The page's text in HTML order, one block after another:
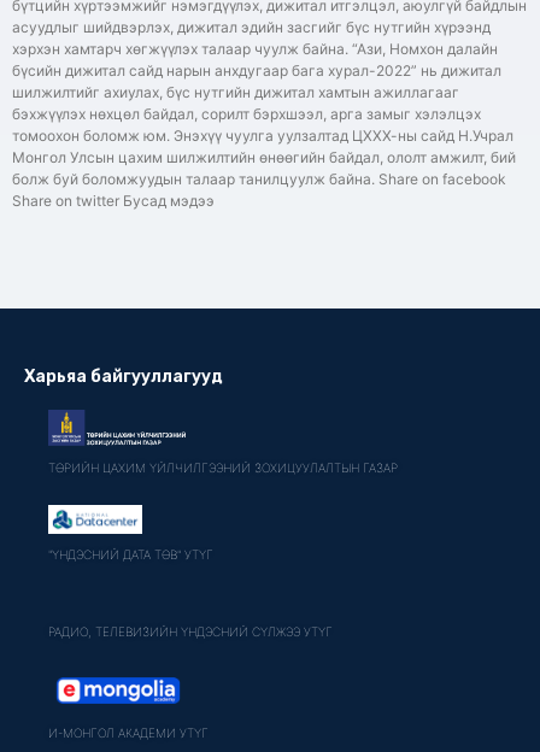
бүтцийн хүртээмжийг нэмэгдүүлэх, дижитал итгэлцэл, аюулгүй байдлын
асуудлыг шийдвэрлэх, дижитал эдийн засгийг бүс нутгийн хүрээнд
хэрхэн хамтарч хөгжүүлэх талаар чуулж байна. “Ази, Номхон далайн
бүсийн дижитал сайд нарын анхдугаар бага хурал-2022” нь дижитал
шилжилтийг ахиулах, бүс нутгийн дижитал хамтын ажиллагааг
бэхжүүлэх нөхцөл байдал, сорилт бэрхшээл, арга замыг хэлэлцэх
томоохон боломж юм. Энэхүү чуулга уулзалтад ЦХХХ-ны сайд Н.Учрал
Монгол Улсын цахим шилжилтийн өнөөгийн байдал, ололт амжилт, бий
болж буй боломжуудын талаар танилцуулж байна. Share on facebook
Share on twitter Бусад мэдээ
Харьяа байгууллагууд
ТӨРИЙН ЦАХИМ ҮЙЛЧИЛГЭЭНИЙ ЗОХИЦУУЛАЛТЫН ГАЗАР
"ҮНДЭСНИЙ ДАТА ТӨВ" УТҮГ
РАДИО, ТЕЛЕВИЗИЙН ҮНДЭСНИЙ СҮЛЖЭЭ УТҮГ
И-МОНГОЛ АКАДЕМИ УТҮГ